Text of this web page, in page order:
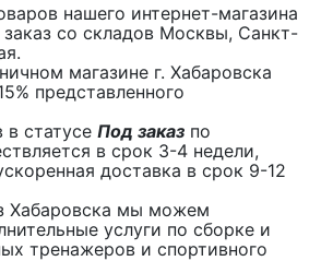
нашего интернет-магазина
заказ со складов Москвы, Санкт-
магазине г. Хабаровска
представленного
статусе Под заказ по
в срок 3-4 недели,
доставка в срок 9-12
Хабаровска мы можем
услуги по сборке и
тренажеров и спортивного